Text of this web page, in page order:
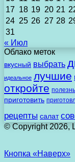
17 18 19 20 21
24 25 26 27 28
31
« Июл
Облако меток
вкусный выбрать
идеальное лучшие
откройте
приготовить
рецепты салат
© Copyright 2026,
Кнопка «Наверх»